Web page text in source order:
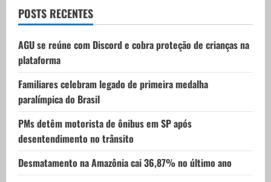
t
i
o
n
POSTS RECENTES
AGU se reúne com Discord e cobra proteção de crianças na
plataforma
Familiares celebram legado de primeira medalha
paralímpica do Brasil
PMs detêm motorista de ônibus em SP após
desentendimento no trânsito
Desmatamento na Amazônia cai 36,87% no último ano